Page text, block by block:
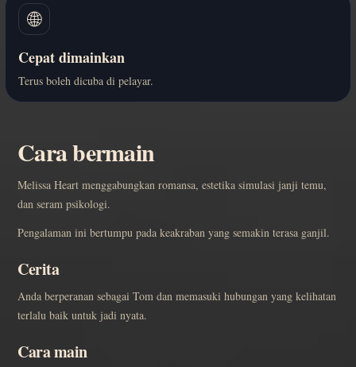
🌐
Cepat dimainkan
Terus boleh dicuba di pelayar.
Cara bermain
Melissa Heart menggabungkan romansa, estetika simulasi janji temu,
dan seram psikologi.
Pengalaman ini bertumpu pada keakraban yang semakin terasa ganjil.
Cerita
Anda berperanan sebagai Tom dan memasuki hubungan yang kelihatan
terlalu baik untuk jadi nyata.
Cara main